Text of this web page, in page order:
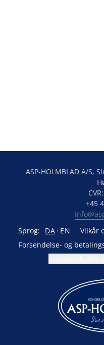
ASP-HOLMBLAD A/S,
Sprog:
DA EN Vilkår
Forsendelse- og